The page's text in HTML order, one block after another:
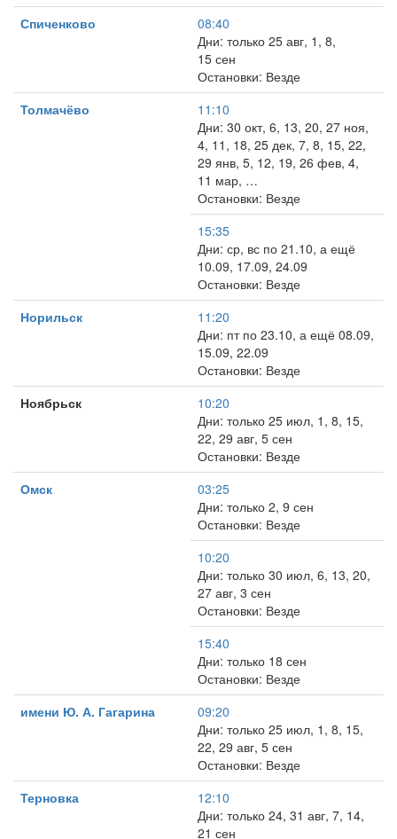
Спиченково
08:40
Дни: только 25 авг, 1, 8,
15 сен
Остановки: Везде
Толмачёво
11:10
Дни: 30 окт, 6, 13, 20, 27 ноя,
4, 11, 18, 25 дек, 7, 8, 15, 22,
29 янв, 5, 12, 19, 26 фев, 4,
11 мар, …
Остановки: Везде
15:35
Дни: ср, вс по 21.10, а ещё
10.09, 17.09, 24.09
Остановки: Везде
Норильск
11:20
Дни: пт по 23.10, а ещё 08.09,
15.09, 22.09
Остановки: Везде
Ноябрьск
10:20
Дни: только 25 июл, 1, 8, 15,
22, 29 авг, 5 сен
Остановки: Везде
Омск
03:25
Дни: только 2, 9 сен
Остановки: Везде
10:20
Дни: только 30 июл, 6, 13, 20,
27 авг, 3 сен
Остановки: Везде
15:40
Дни: только 18 сен
Остановки: Везде
имени Ю. А. Гагарина
09:20
Дни: только 25 июл, 1, 8, 15,
22, 29 авг, 5 сен
Остановки: Везде
Терновка
12:10
Дни: только 24, 31 авг, 7, 14,
21 сен